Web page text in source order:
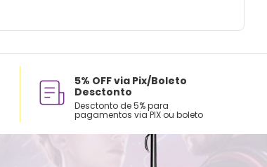
5% OFF via Pix/Boleto
Desctonto
Desctonto de 5% para
pagamentos via PIX ou boleto